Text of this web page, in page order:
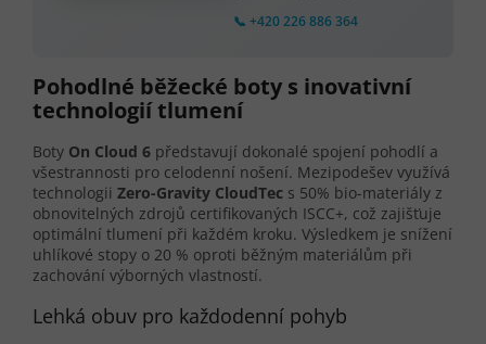
📞 +420 226 886 364
Pohodlné běžecké boty s inovativní
technologií tlumení
Boty On Cloud 6 představují dokonalé spojení pohodlí a
všestrannosti pro celodenní nošení. Mezipodešev využívá
technologii Zero-Gravity CloudTec s 50% bio-materiály z
obnovitelných zdrojů certifikovaných ISCC+, což zajišťuje
optimální tlumení při každém kroku. Výsledkem je snížení
uhlíkové stopy o 20 % oproti běžným materiálům při
zachování výborných vlastností.
Lehká obuv pro každodenní pohyb